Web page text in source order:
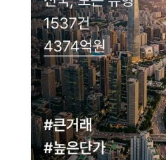
네이버 지도
현재 네이버 지도 연결이 원활하지
이용에 불편을 드
다시